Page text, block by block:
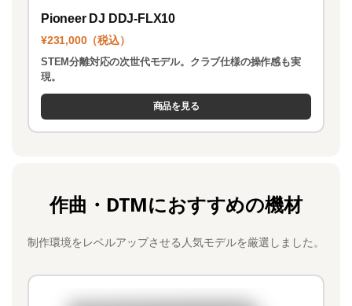
Pioneer DJ DDJ-FLX10
¥231,000（税込）
STEM分離対応の次世代モデル。クラブ仕様の操作感も実
現。
商品を見る
作曲・DTMにおすすめの機材
制作環境をレベルアップさせる人気モデルを厳選しました。